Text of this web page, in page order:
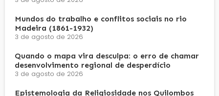
Mundos do trabalho e conflitos sociais no rio
Madeira (1861-1932)
3 de agosto de 2026
Quando o mapa vira desculpa: o erro de chamar
desenvolvimento regional de desperdício
3 de agosto de 2026
Epistemologia da Religiosidade nos Quilombos